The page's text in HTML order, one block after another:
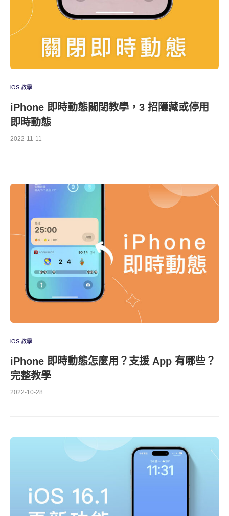
iOS 教學
iPhone 即時動態關閉教學，3 招隱藏或停用
即時動態
2022-11-11
iOS 教學
iPhone 即時動態怎麼用？支援 App 有哪些？
完整教學
2022-10-28